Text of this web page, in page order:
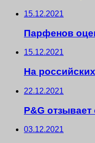
15.12.2021
Парфенов
15.12.2021
На
22.12.2021
P&G
03.12.2021